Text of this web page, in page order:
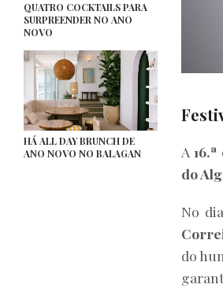
QUATRO COCKTAILS PARA
SURPREENDER NO ANO
NOVO
HÁ ALL DAY BRUNCH DE
ANO NOVO NO BALAGAN
A
do
No dia
do